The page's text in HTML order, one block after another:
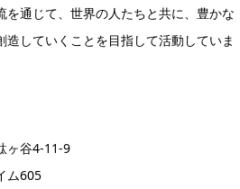
を通じて、世界の人たちと共に、豊かな
造していくことを目指して活動していま
ヶ谷4-11-9
ム605